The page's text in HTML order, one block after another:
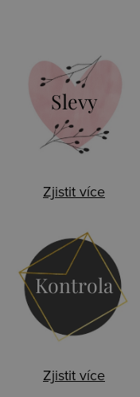
Slevy
Zjistit více
Kontrola
Zjistit více